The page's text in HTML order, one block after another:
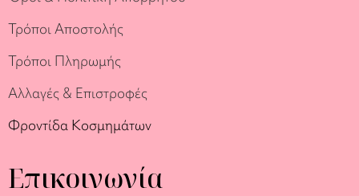
Τρόποι Αποστολής
Τρόποι Πληρωμής
Αλλαγές & Επιστροφές
Φροντίδα Κοσμημάτων
Επικοινωνία